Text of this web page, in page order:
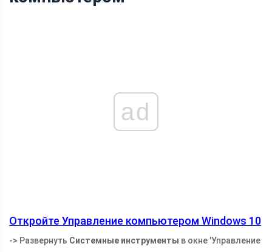
ad
Откройте Управление компьютером Windows 10
-> Развернуть Системные инструменты в окне 'Управление